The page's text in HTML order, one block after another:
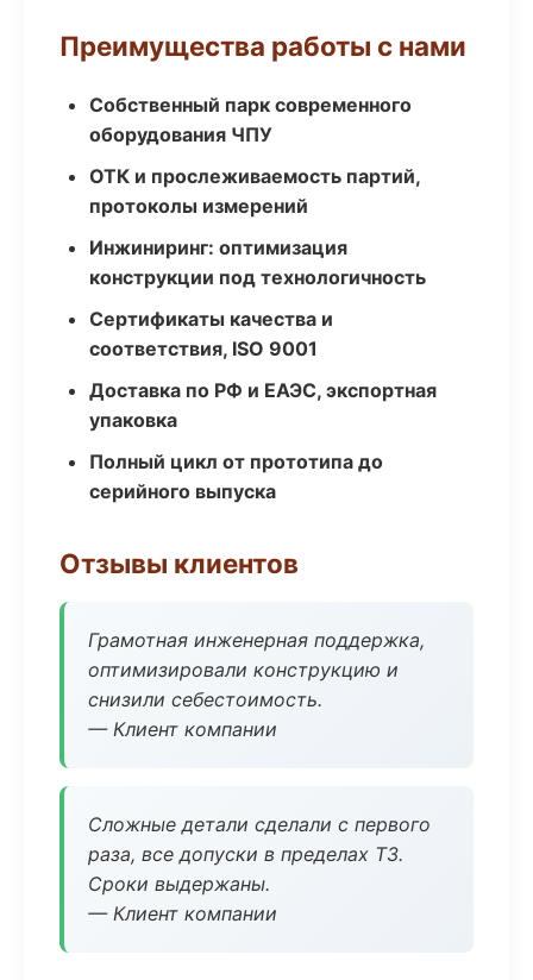
Преимущества работы с нами
Собственный парк современного
оборудования ЧПУ
ОТК и прослеживаемость партий,
протоколы измерений
Инжиниринг: оптимизация
конструкции под технологичность
Сертификаты качества и
соответствия, ISO 9001
Доставка по РФ и ЕАЭС, экспортная
упаковка
Полный цикл от прототипа до
серийного выпуска
Отзывы клиентов
Грамотная инженерная поддержка,
оптимизировали конструкцию и
снизили себестоимость.
— Клиент компании
Сложные детали сделали с первого
раза, все допуски в пределах ТЗ.
Сроки выдержаны.
— Клиент компании